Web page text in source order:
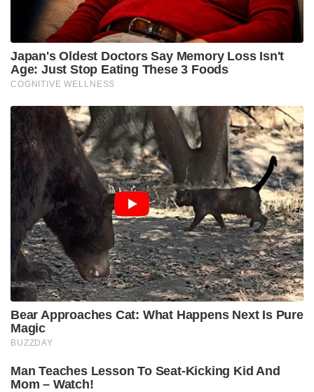
Japan's Oldest Doctors Say Me​mory Lo​ss Isn't
Age: Just Stop Eating These 3 Foods
COGNITIVE WELLNESS
Bear Approaches Cat: What Happens Next Is Pure
Magic
BUZZDAY
Man Teaches Lesson To Seat-Kicking Kid And
Mom – Watch!